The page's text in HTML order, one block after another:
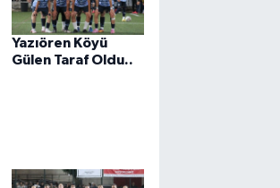
Yazıören Köyü
Gülen Taraf Oldu..